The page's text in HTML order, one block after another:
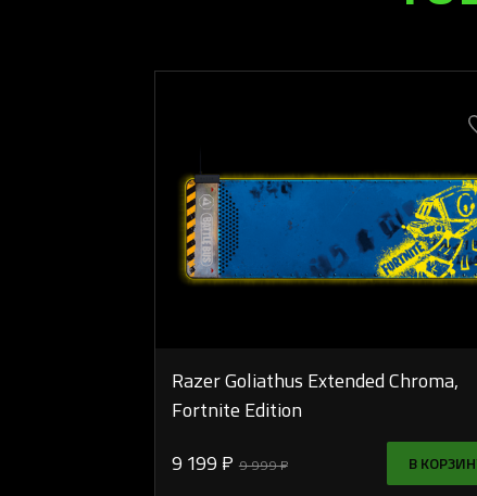
Razer Goliathus Extended Chroma,
Fortnite Edition
9 199 ₽ 9 999 ₽ В